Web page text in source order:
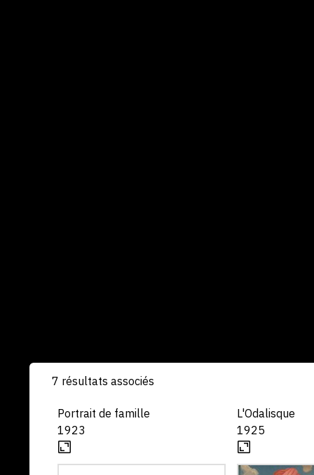
7 résultats associés
Portrait de famille
1923
L'Odalisque
1925